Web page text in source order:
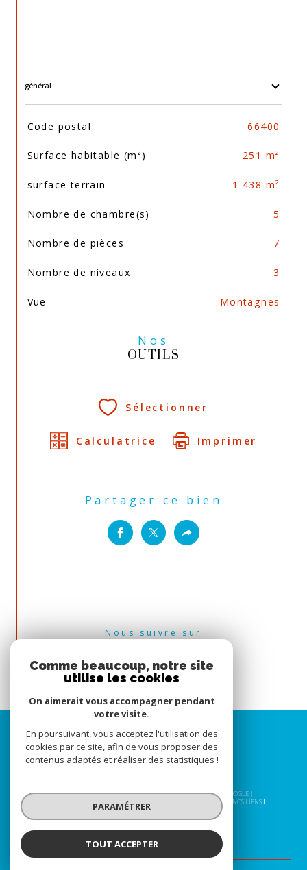
général
TRAD_SIROCCO_Caracteristique
Code postal 66400
Surface habitable (m²) 251 m²
surface terrain 1 438 m²
Nombre de chambre(s) 5
Nombre de pièces 7
Nombre de niveaux 3
Vue Montagnes
Nos
OUTILS
Sélectionner
Calculatrice Imprimer
Partager ce bien
Nous suivre sur
© 2026 | TOUS DROITS RÉSERVÉS | TRADUCTION POWERED BY GOOGLE |
NOS HONORAIRES
PLAN DU SITE MENTIONS LÉGALES ADMIN
NOS LIENS
POLITIQUE RGPD
Comme beaucoup, notre site
utilise les cookies
On aimerait vous accompagner pendant
votre visite.
En poursuivant, vous acceptez l'utilisation des
cookies par ce site, afin de vous proposer des
contenus adaptés et réaliser des statistiques !
PARAMÉTRER
TOUT ACCEPTER